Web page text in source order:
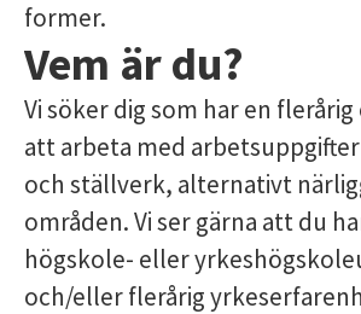
former.
Vem är du?
Vi söker dig som har en
att arbeta med
och ställverk, alternativt
områden. Vi ser gärna att du
högskole- eller
och/eller flerårig